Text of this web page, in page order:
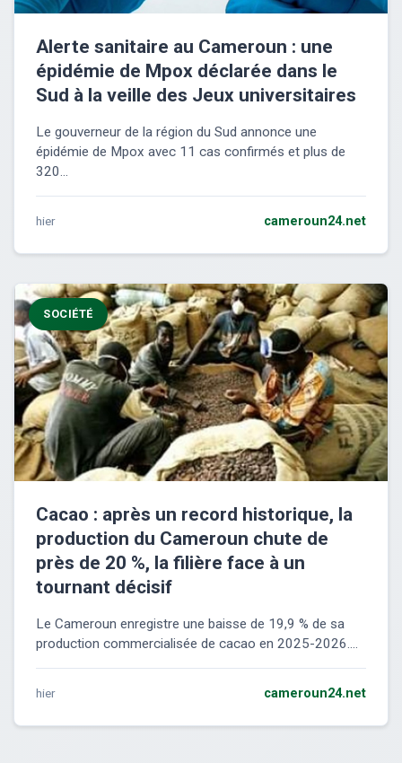
Alerte sanitaire au Cameroun : une
épidémie de Mpox déclarée dans le
Sud à la veille des Jeux universitaires
Le gouverneur de la région du Sud annonce une
épidémie de Mpox avec 11 cas confirmés et plus de
320...
hier cameroun24.net
SOCIÉTÉ
Cacao : après un record historique, la
production du Cameroun chute de
près de 20 %, la filière face à un
tournant décisif
Le Cameroun enregistre une baisse de 19,9 % de sa
production commercialisée de cacao en 2025-2026....
hier cameroun24.net